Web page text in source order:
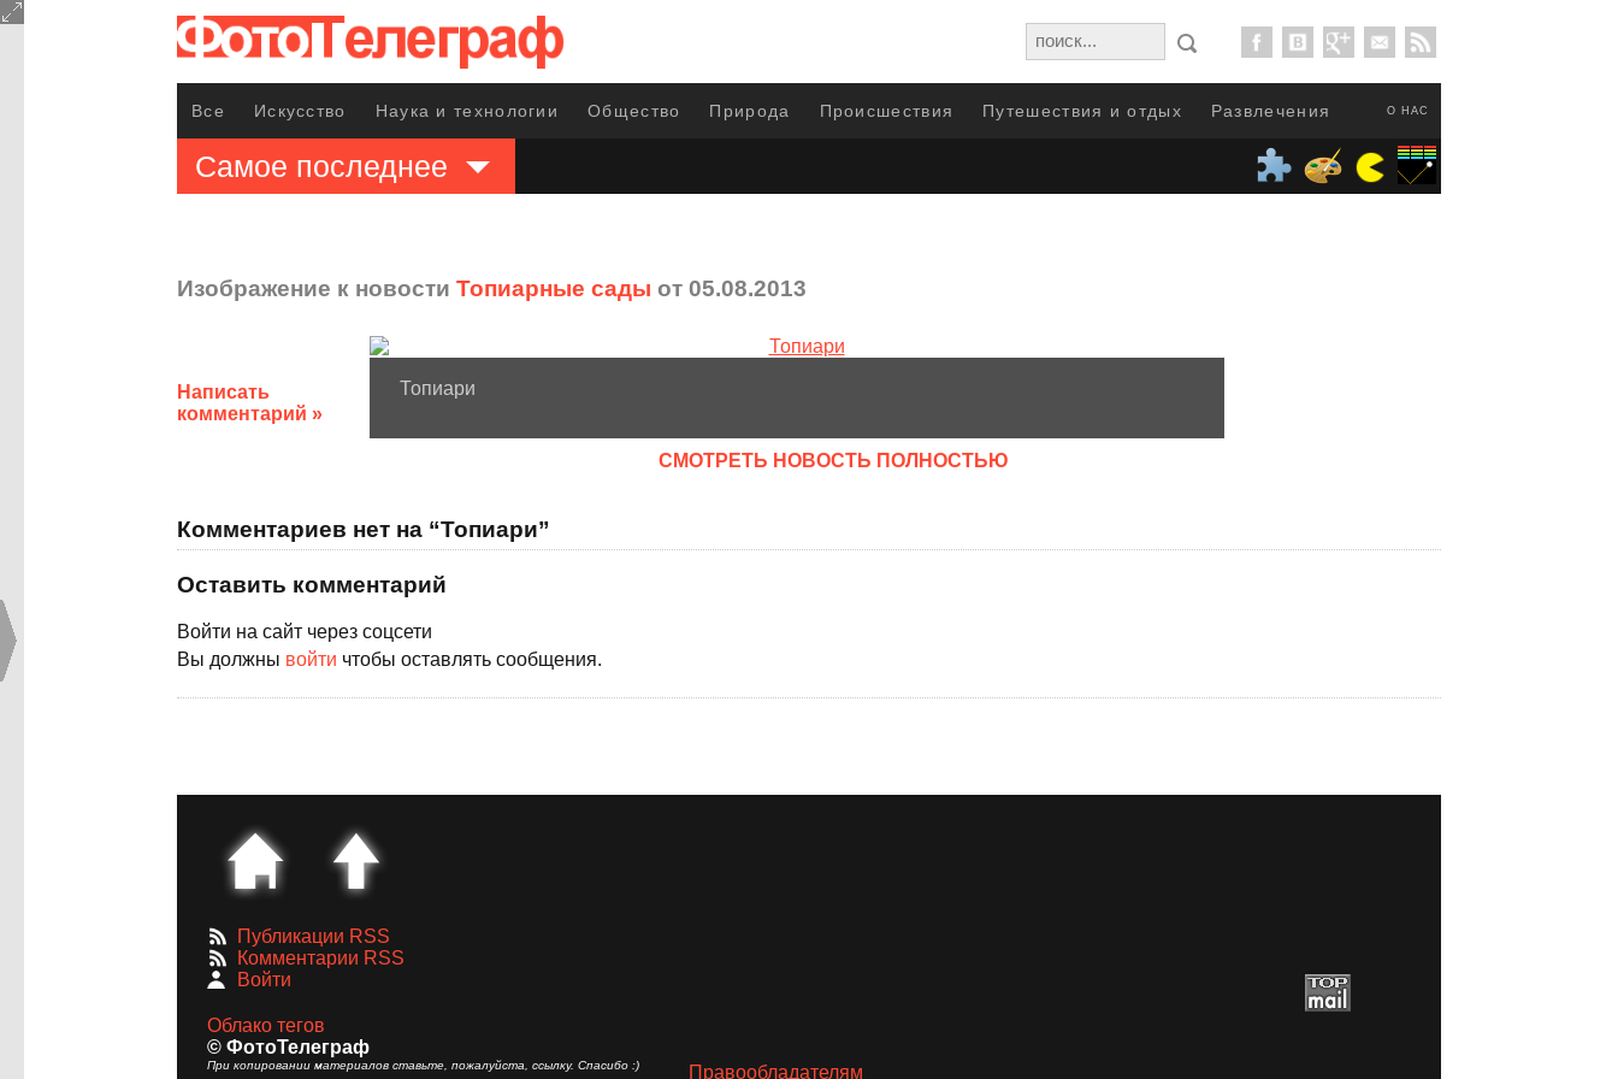
О НАС
Все Искусство Наука и технологии Общество Природа Происшествия Путешествия и отдых Развлечения
Самое последнее
Изображение к новости Топиарные сады от 05.08.2013
Написать
комментарий »
Топиари
CМОТРЕТЬ НОВОСТЬ ПОЛНОСТЬЮ
Комментариев нет на “Топиари”
Оставить комментарий
Войти на сайт через соцсети
Вы должны войти чтобы оставлять сообщения.
Публикации RSS
Комментарии RSS
Войти
Облако тегов
© ФотоТелеграф
При копировании материалов ставьте, пожалуйста, ссылку. Спасибо :) Правообладателям